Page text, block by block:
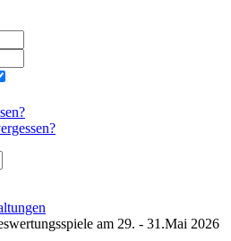
am 29. - 31.Mai 2026